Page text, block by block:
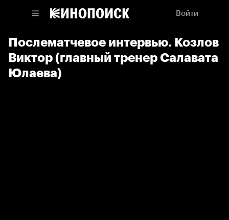
Войти
Послематчевое интервью. Козлов
Виктор (главный тренер Салавата
Юлаева)